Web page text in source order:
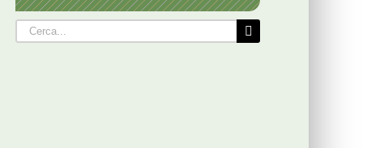
Cerca
per: